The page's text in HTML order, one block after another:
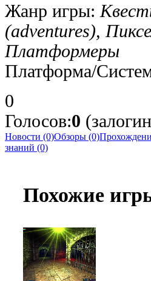
Жанр игры:
(adventures),
Платформеры
Платформа/
0
Голосов:0
Новости (0)Обзоры (0)
знаний (0)
Похожие